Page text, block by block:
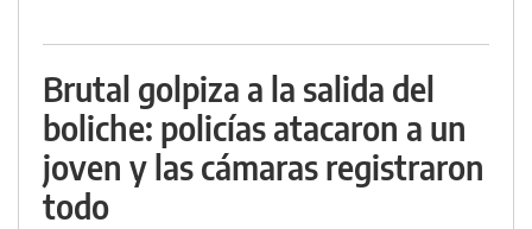
Brutal golpiza a la salida del
boliche: policías atacaron a un
joven y las cámaras registraron
todo